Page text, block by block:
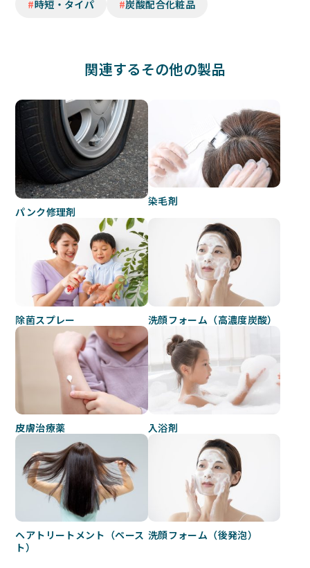
時短・タイパ 炭酸配合化粧品
関連するその他の製品
パンク修理剤
染毛剤
除菌スプレー 洗顔フォーム（高濃度炭酸）
皮膚治療薬 入浴剤
ヘアトリートメント（ペース
ト）
洗顔フォーム（後発泡）